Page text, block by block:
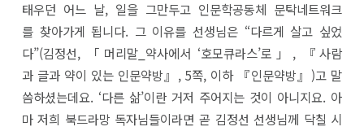
태우던 어느 날, 일을 그만두고 인문학공동체 문탁네트워크
를 찾아가게 됩니다. 그 이유를 선생님은 “다르게 살고 싶었
다”(김정선, 「머리말_약사에서 ‘호모큐라스’로」, 『사람
과 글과 약이 있는 인문약방』, 5쪽, 이하 『인문약방』)고 말
씀하셨는데요. ‘다른 삶’이란 거저 주어지는 것이 아니지요. 아
마 저희 북드라망 독자님들이라면 곧 김정선 선생님께 닥칠 시